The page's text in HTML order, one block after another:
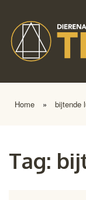
Home » bijtende
Tag: